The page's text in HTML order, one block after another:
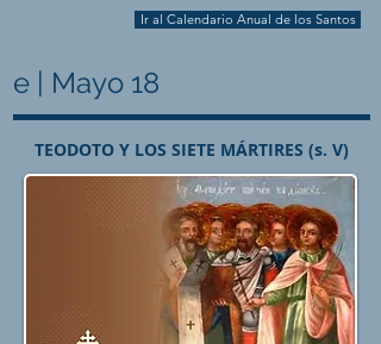
Ir al Calendario Anual de los Santos
e | Mayo 18
TEODOTO Y LOS SIETE MÁRTIRES (s. V)